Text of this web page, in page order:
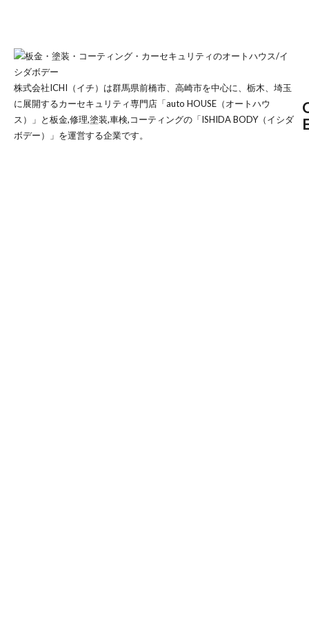
株式会社ICHI（イチ）は群馬県前橋市、高崎市を中心に、栃木、埼玉
に展開するカーセキュリティ専門店「auto HOUSE（オートハウ
ス）」と板金,修理,塗装,車検,コーティングの「ISHIDA BODY（イシダ
ボデー）」を運営する企業です。